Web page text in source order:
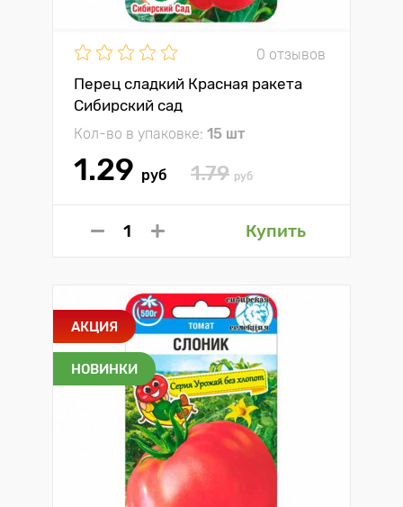
0 отзывов
Перец сладкий Красная ракета
Сибирский сад
Кол-во в упаковке: 15 шт
1.29 руб 1.79 руб
Купить
АКЦИЯ
НОВИНКИ